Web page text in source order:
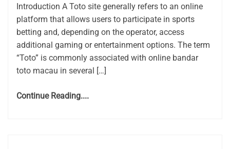
Introduction A Toto site generally refers to an online
platform that allows users to participate in sports
betting and, depending on the operator, access
additional gaming or entertainment options. The term
“Toto” is commonly associated with online bandar
toto macau in several […]
Continue Reading....